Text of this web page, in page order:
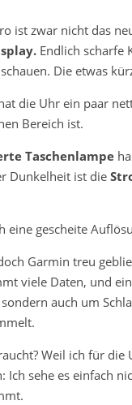
ist zwar nicht das
Endlich scharfe
Die etwas
die Uhr ein paar
Bereich ist.
Taschenlampe
Dunkelheit ist die
eine gescheite
Garmin treu
viele Daten, und
sondern auch um
Weil ich für die
Ich sehe es einfach